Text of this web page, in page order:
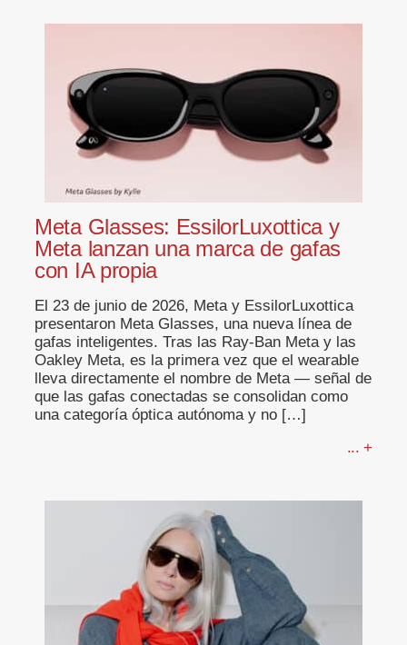
Meta Glasses: EssilorLuxottica y
Meta lanzan una marca de gafas
con IA propia
El 23 de junio de 2026, Meta y EssilorLuxottica
presentaron Meta Glasses, una nueva línea de
gafas inteligentes. Tras las Ray-Ban Meta y las
Oakley Meta, es la primera vez que el wearable
lleva directamente el nombre de Meta — señal de
que las gafas conectadas se consolidan como
una categoría óptica autónoma y no […]
... +